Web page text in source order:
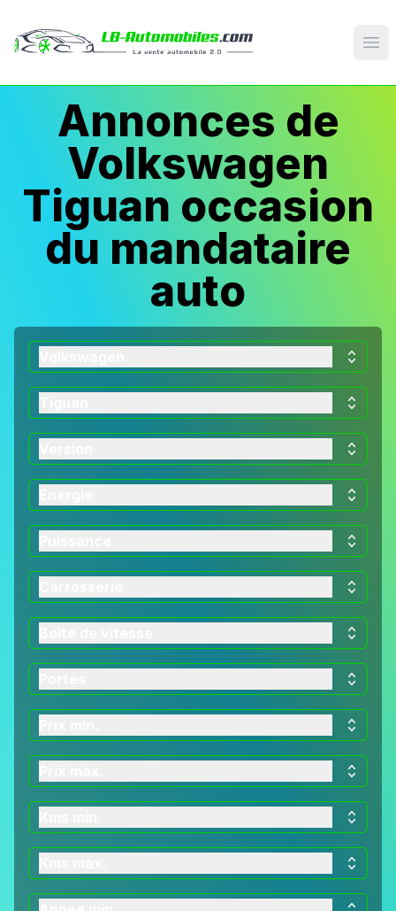
Annonces de
Volkswagen
Tiguan occasion
du mandataire
auto